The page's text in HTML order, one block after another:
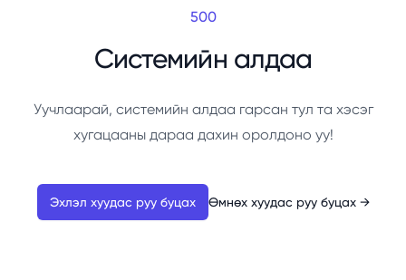
500
Системийн алдаа
Уучлаарай, системийн алдаа гарсан тул та хэсэг
хугацааны дараа дахин оролдоно уу!
Эхлэл хуудас руу буцах Өмнөх хуудас руу буцах →